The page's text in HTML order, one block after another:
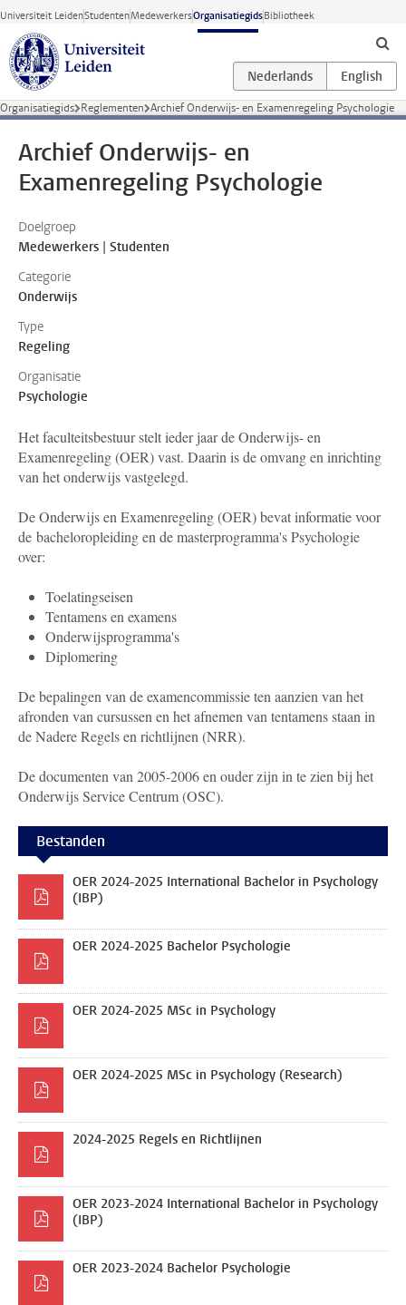
Ga direct naar de inhoud
Universiteit LeidenStudentenMedewerkersOrganisatiegidsBibliotheek
Organisatiegids Reglementen Archief Onderwijs- en Examenregeling Psychologie
Archief Onderwijs- en
Examenregeling Psychologie
Doelgroep
Medewerkers | Studenten
Categorie
Onderwijs
Type
Regeling
Organisatie
Psychologie
Het faculteitsbestuur stelt ieder jaar de Onderwijs- en
Examenregeling (OER) vast. Daarin is de omvang en inrichting
van het onderwijs vastgelegd.
De Onderwijs en Examenregeling (OER) bevat informatie voor
de bacheloropleiding en de masterprogramma's Psychologie
over:
Toelatingseisen
Tentamens en examens
Onderwijsprogramma's
Diplomering
De bepalingen van de examencommissie ten aanzien van het
afronden van cursussen en het afnemen van tentamens staan in
de Nadere Regels en richtlijnen (NRR).
De documenten van 2005-2006 en ouder zijn in te zien bij het
Onderwijs Service Centrum (OSC).
Bestanden
OER 2024-2025 International Bachelor in Psychology
(IBP)
OER 2024-2025 Bachelor Psychologie
OER 2024-2025 MSc in Psychology
OER 2024-2025 MSc in Psychology (Research)
2024-2025 Regels en Richtlijnen
OER 2023-2024 International Bachelor in Psychology
(IBP)
OER 2023-2024 Bachelor Psychologie